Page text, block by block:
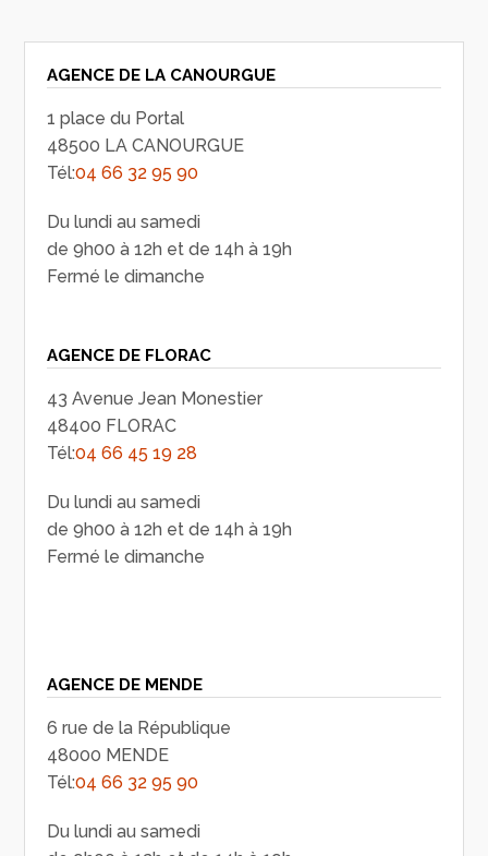
AGENCE DE LA CANOURGUE
1 place du Portal
48500 LA CANOURGUE
Tél:04 66 32 95 90
Du lundi au samedi
de 9h00 à 12h et de 14h à 19h
Fermé le dimanche
AGENCE DE FLORAC
43 Avenue Jean Monestier
48400 FLORAC
Tél:04 66 45 19 28
Du lundi au samedi
de 9h00 à 12h et de 14h à 19h
Fermé le dimanche
AGENCE DE MENDE
6 rue de la République
48000 MENDE
Tél:04 66 32 95 90
Du lundi au samedi